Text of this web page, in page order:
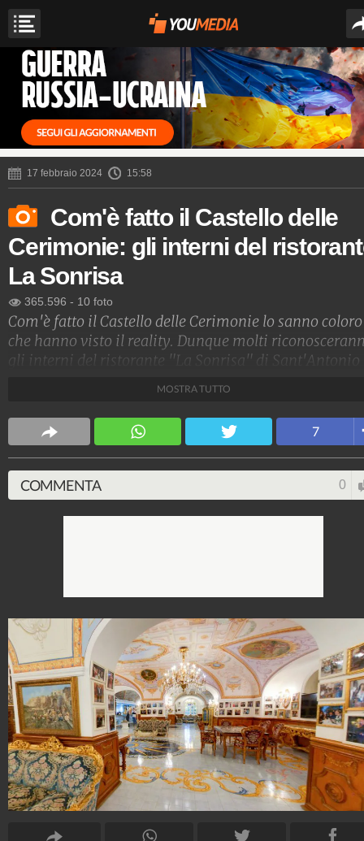
17 febbraio 2024 15:58
Com'è fatto il Castello delle
Cerimonie: gli interni del
La Sonrisa
365.596 - 10 foto
Com'è fatto il Castello delle Cerimonie lo sanno coloro
che hanno visto il reality. Dunque molti
gli interni del ristorante "La Sonrisa" di Sant'Antonio
Fanpage.it Napoli
163.038.286 5.678 video 11.189 foto
MOSTRA TUTTO
7
COMMENTA 0